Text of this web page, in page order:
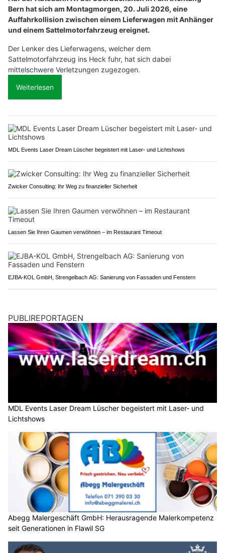
Bern hat sich am Montagmorgen, 20. Juli 2026, eine
Auffahrkollision zwischen einem Lieferwagen mit Anhänger
und einem Sattelmotorfahrzeug ereignet.
Der Lenker des Lieferwagens, welcher dem
Sattelmotorfahrzeug ins Heck fuhr, hat sich dabei
mittelschwere Verletzungen zugezogen.
Weiterlesen
MDL Events Laser Dream Lüscher begeistert mit Laser- und Lichtshows
Zwicker Consulting: Ihr Weg zu finanzieller Sicherheit
Lassen Sie Ihren Gaumen verwöhnen – im Restaurant Timeout
EJBA-KOL GmbH, Strengelbach AG: Sanierung von Fassaden und Fenstern
PUBLIREPORTAGEN
MDL Events Laser Dream Lüscher begeistert mit Laser- und
Lichtshows
Abegg Malergeschäft GmbH: Herausragende Malerkompetenz
seit Generationen in Flawil SG